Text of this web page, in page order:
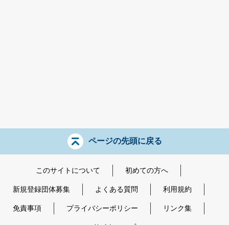
ページの先頭に戻る
このサイトについて 初めての方へ
新規登録団体募集 よくある質問 利用規約
免責事項 プライバシーポリシー リンク集